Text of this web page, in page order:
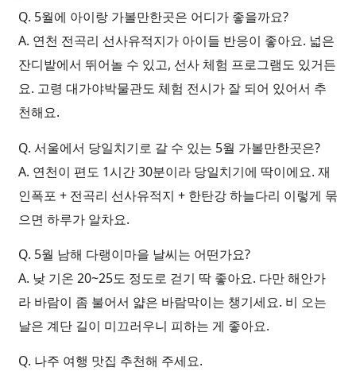
Q. 5월에 아이랑 가볼만한곳은 어디가 좋을까요?
A. 연천 전곡리 선사유적지가 아이들 반응이 좋아요. 넓은
잔디밭에서 뛰어놀 수 있고, 선사 체험 프로그램도 있거든
요. 고령 대가야박물관도 체험 전시가 잘 되어 있어서 추
천해요.
Q. 서울에서 당일치기로 갈 수 있는 5월 가볼만한곳은?
A. 연천이 편도 1시간 30분이라 당일치기에 딱이에요. 재
인폭포 + 전곡리 선사유적지 + 한탄강 하늘다리 이렇게 묶
으면 하루가 알차요.
Q. 5월 남해 다랭이마을 날씨는 어떤가요?
A. 낮 기온 20~25도 정도로 걷기 딱 좋아요. 다만 해안가
라 바람이 좀 불어서 얇은 바람막이는 챙기세요. 비 오는
날은 계단 길이 미끄러우니 피하는 게 좋아요.
Q. 나주 여행 맛집 추천해 주세요.